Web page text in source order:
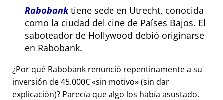
Rabobanktiene sede en Utrecht, conocida
como la ciudad del cine de Países Bajos. El
saboteador de Hollywood debió originarse
en Rabobank.
¿Por qué Rabobank renunció repentinamente a su
inversión de 45.000€ sin motivo (sin dar
explicación)? Parecía que algo los había asustado.